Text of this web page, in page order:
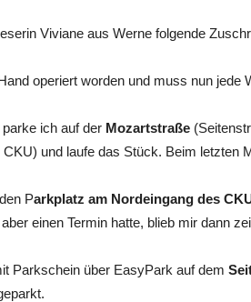
Viviane aus Werne folgende
operiert worden und muss nun jede
ich auf der Mozartstraße
und laufe das Stück. Beim letzten
Parkplatz am Nordeingang des
einen Termin hatte, blieb mir dann
Parkschein über EasyPark auf dem